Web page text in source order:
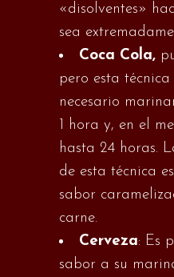
«disolventes»
sea
Coca Cola,
pero esta
necesario
1 hora y, en el
hasta 24 horas.
de esta técnica
sabor
carne.
Cerveza: Es
sabor a su